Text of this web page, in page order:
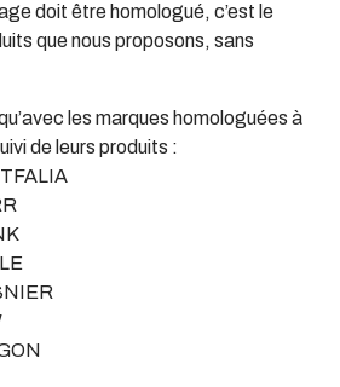
doit être homologué, c’est le
que nous proposons, sans
les marques homologuées à
de leurs produits :